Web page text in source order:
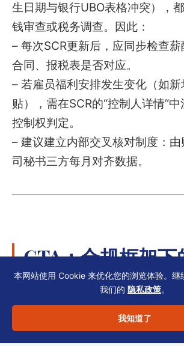
生日期与银行UBO表格冲突），
钱审查或税务调查。因此：
– 每次SCR更新后，应同步检查
合同、报税表是否对应。
– 若雇员福利安排发生变化（如
贴），需在SCR的“控制人详情”
控制权判定。
– 建议建立内部交叉核对制度：
司秘书三方每月对齐数据。
CTA：合规框架下
持
地域来源原则与SCR更新涉及的
本网站使用 Cookie 来优化您的浏览体验。继
我们的 隐私政策。
我知道了